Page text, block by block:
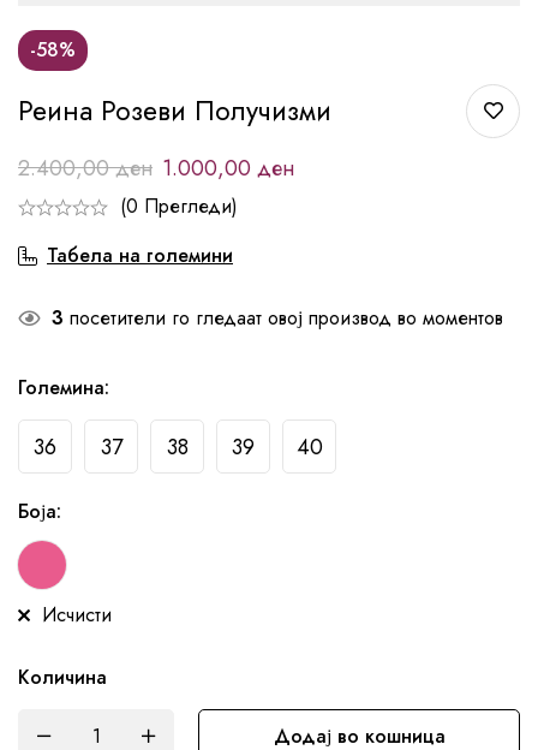
-58%
Реина Розеви Получизми
2.400,00ден 1.000,00 ден
(0 Прегледи)
Табела на големини
3 посетители го гледаат овој производ во моментов
Големина:
36 37 38 39 40
Боја:
Исчисти
Количина
Додај во кошница